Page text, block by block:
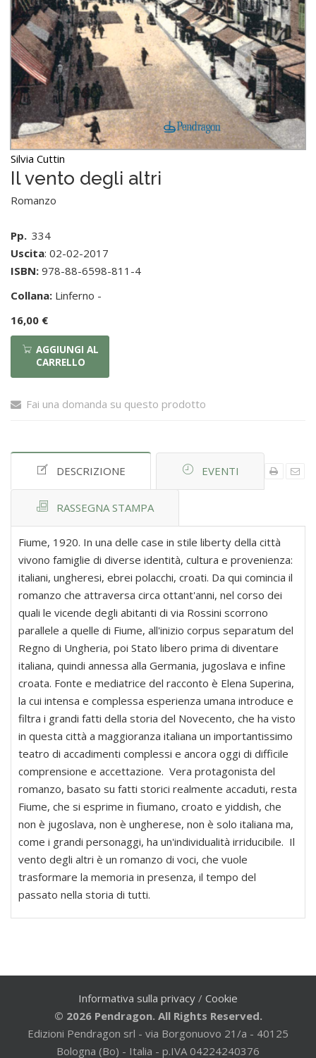
Silvia Cuttin
Il vento degli altri
Romanzo
Pp. 334
Uscita: 02-02-2017
ISBN: 978-88-6598-811-4
Collana: Linferno -
16,00 €
AGGIUNGI AL
CARRELLO
Fai una domanda su questo prodotto
DESCRIZIONE EVENTI
RASSEGNA STAMPA
Fiume, 1920. In una delle case in stile liberty della città
vivono famiglie di diverse identità, cultura e provenienza:
italiani, ungheresi, ebrei polacchi, croati. Da qui comincia il
romanzo che attraversa circa ottant'anni, nel corso dei
quali le vicende degli abitanti di via Rossini scorrono
parallele a quelle di Fiume, all'inizio corpus separatum del
Regno di Ungheria, poi Stato libero prima di diventare
italiana, quindi annessa alla Germania, jugoslava e infine
croata. Fonte e mediatrice del racconto è Elena Superina,
la cui intensa e complessa esperienza umana introduce e
filtra i grandi fatti della storia del Novecento, che ha visto
in questa città a maggioranza italiana un importantissimo
teatro di accadimenti complessi e ancora oggi di difficile
comprensione e accettazione. Vera protagonista del
romanzo, basato su fatti storici realmente accaduti, resta
Fiume, che si esprime in fiumano, croato e yiddish, che
non è jugoslava, non è ungherese, non è solo italiana ma,
come i grandi personaggi, ha un'individualità irriducibile. Il
vento degli altri è un romanzo di voci, che vuole
trasformare la memoria in presenza, il tempo del
passato nella storia di tutti.
Informativa sulla privacy / Cookie
© 2026 Pendragon. All Rights Reserved.
Edizioni Pendragon srl - via Borgonuovo 21/a - 40125
Bologna (Bo) - Italia - p.IVA 04224240376